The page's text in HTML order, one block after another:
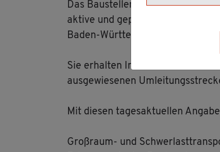
Das Bau­stel­len­ko­or­di­nie­rungs-
ak­ti­ve und ge­plan­te
Baden-Würt­tem­berg.
Sie er­hal­ten In­for­ma­tio­nen über
aus­ge­wie­se­nen
Mit die­sen ta­ges­ak­tu­el­len
Gro­ß­raum- und